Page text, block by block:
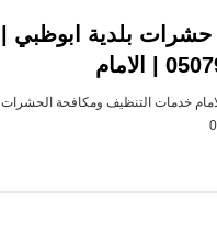
بلدية ابوظبي |
الامام
خدمات التنظيف ومكافحة الحشرات |